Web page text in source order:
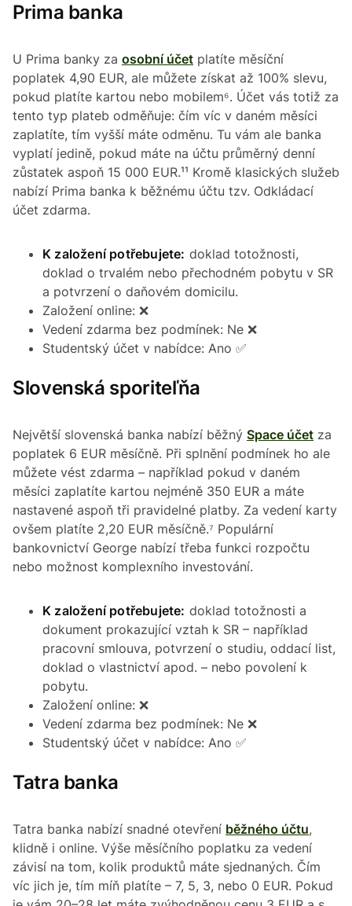
Prima banka
U Prima banky za osobní účet platíte měsíční
poplatek 4,90 EUR, ale můžete získat až 100% slevu,
pokud platíte kartou nebo mobilem⁶. Účet vás totiž za
tento typ plateb odměňuje: čím víc v daném měsíci
zaplatíte, tím vyšší máte odměnu. Tu vám ale banka
vyplatí jedině, pokud máte na účtu průměrný denní
zůstatek aspoň 15 000 EUR.¹¹ Kromě klasických služeb
nabízí Prima banka k běžnému účtu tzv. Odkládací
účet zdarma.
K založení potřebujete: doklad totožnosti,
doklad o trvalém nebo přechodném pobytu v SR
a potvrzení o daňovém domicilu.
Založení online: ❌
Vedení zdarma bez podmínek: Ne ❌
Studentský účet v nabídce: Ano ✅
Slovenská sporiteľňa
Největší slovenská banka nabízí běžný Space účet za
poplatek 6 EUR měsíčně. Při splnění podmínek ho ale
můžete vést zdarma – například pokud v daném
měsíci zaplatíte kartou nejméně 350 EUR a máte
nastavené aspoň tři pravidelné platby. Za vedení karty
ovšem platíte 2,20 EUR měsíčně.⁷ Populární
bankovnictví George nabízí třeba funkci rozpočtu
nebo možnost komplexního investování.
K založení potřebujete: doklad totožnosti a
dokument prokazující vztah k SR – například
pracovní smlouva, potvrzení o studiu, oddací list,
doklad o vlastnictví apod. – nebo povolení k
pobytu.
Založení online: ❌
Vedení zdarma bez podmínek: Ne ❌
Studentský účet v nabídce: Ano ✅
Tatra banka
Tatra banka nabízí snadné otevření běžného účtu,
klidně i online. Výše měsíčního poplatku za vedení
závisí na tom, kolik produktů máte sjednaných. Čím
víc jich je, tím míň platíte – 7, 5, 3, nebo 0 EUR. Pokud